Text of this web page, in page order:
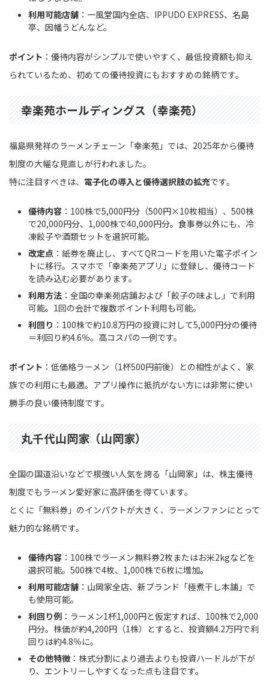
利用可能店舗 ：一風堂国内全店、IPPUDO EXPRESS、名島
亭、因幡うどんなど。
ポイント ：優待内容がシンプルで使いやすく、最低投資額も抑え
られているため、初めての優待投資にもおすすめの銘柄です。
幸楽苑ホールディングス（幸楽苑）
福島県発祥のラーメンチェーン「幸楽苑」では、2025年から優待
制度の大幅な見直しが行われました。
特に注目すべきは、 電子化の導入と優待選択肢の拡充です。
優待内容 ：100株で5,000円分（500円×10枚相当）、500株
で20,000円分、1,000株で40,000円分。食事券以外にも、冷
凍餃子や酒類セットを選択可能。
改定点 ：紙券を廃止し、すべてQRコードを用いた電子ポイン
トに移行。スマホで「幸楽苑アプリ」に登録し、優待コード
を読み込む必要があります。
利用方法 ：全国の幸楽苑店舗および「餃子の味よし」で利用
可能。1回の会計で複数ポイント利用も可能。
利回り ：100株で約10.8万円の投資に対して5,000円分の優待
＝利回り約4.6％。高コスパの一例です。
ポイント ：低価格ラーメン（1杯500円前後）との相性がよく、家
族での利用にも最適。アプリ操作に抵抗がない方には非常に使い
勝手の良い優待制度です。
丸千代山岡家（山岡家）
全国の国道沿いなどで根強い人気を誇る「山岡家」は、株主優待
制度でもラーメン愛好家に高評価を得ています。
とくに「無料券」のインパクトが大きく、ラーメンファンにとって
魅力的な銘柄です。
優待内容 ：100株でラーメン無料券2枚またはお米2kgなどを
選択可能。500株で4枚、1,000株で6枚に増加。
利用可能店舗 ：山岡家全店、新ブランド「極煮干し本舗」で
も使用可能。
利回り例 ：ラーメン1杯1,000円と仮定すれば、100株で2,000
円分。株価が約4,200円（1株）とすると、投資額4.2万円で利
回りは約4.8％に。
その他特徴 ：株式分割により過去よりも投資ハードルが下が
り、エントリーしやすくなった点も注目です。